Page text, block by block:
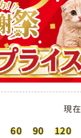
現在
60 90 120